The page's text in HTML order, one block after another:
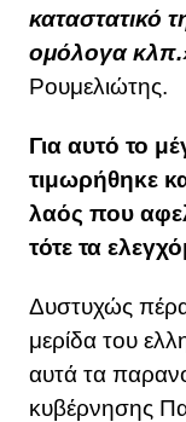
καταστατικό
ομόλογα
Ρουμελιώτης.
Για αυτό το
τιμωρήθηκε
λαός που
τότε τα
Δυστυχώς
μερίδα του
αυτά τα
κυβέρνησης